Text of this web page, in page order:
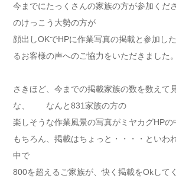
今までにたっくさんの家族の方が参加くだ
のけっこう大勢の方が
顔出しOKでHPに作業写真の掲載と参加し
るお客様の声へのご協力をいただきました。
さきほど、今までの掲載家族の数を数えて
な、 なんと831家族の方の
楽しそうな作業風景の写真がミヤカグHPの
もちろん、掲載はちょっと・・・・といわ
中で
800を超えるご家族が、快く掲載をOkして